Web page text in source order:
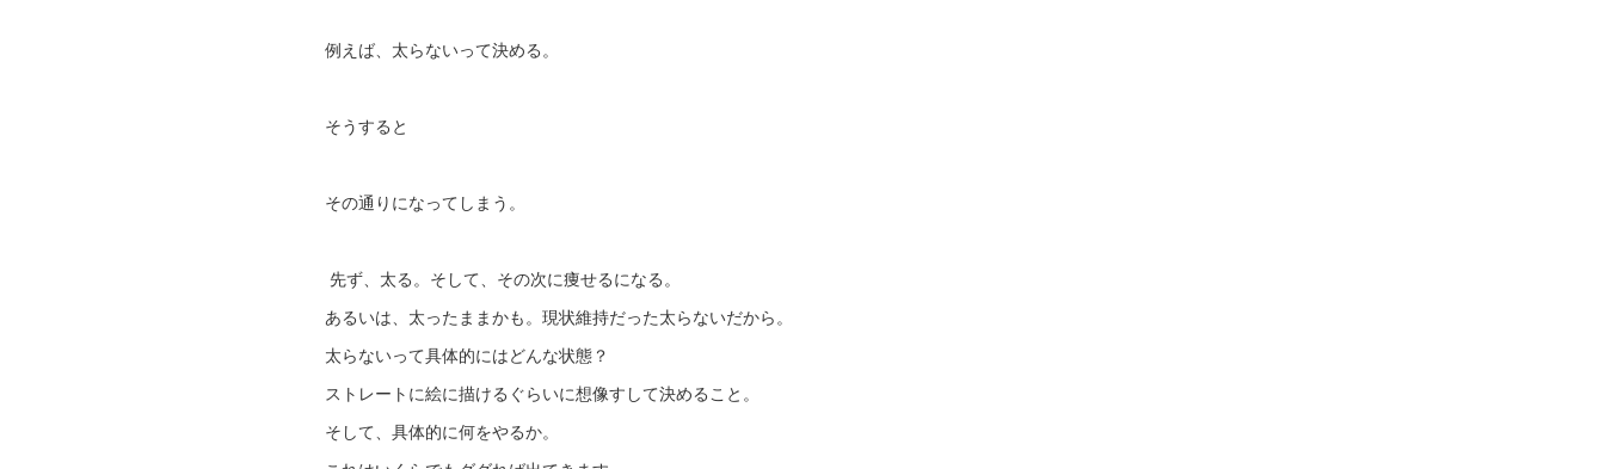
例えば、太らないって決める。
そうすると
その通りになってしまう。
先ず、太る。そして、その次に痩せるになる。
あるいは、太ったままかも。現状維持だった太らないだから。
太らないって具体的にはどんな状態？
ストレートに絵に描けるぐらいに想像すして決めること。
そして、具体的に何をやるか。